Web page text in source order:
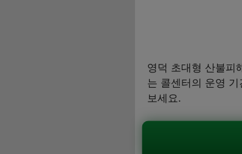
영덕 초대형 산불피
는 콜센터의 운영
보세요.